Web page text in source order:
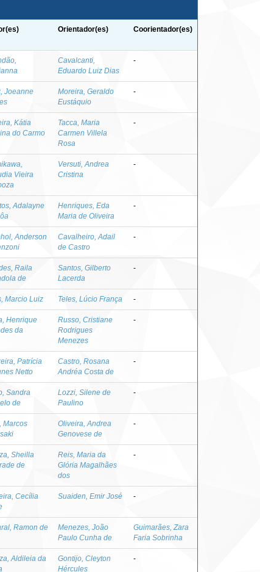
Orientador(es) Coorientador(es)
Cavalcanti,
Eduardo Luiz Dias
-
Joeanne
Moreira, Geraldo
Eustáquio
-
Kátia
do Carmo
Tacca, Maria
Carmen Villela
Rosa
-
Vieira
Versuti, Andrea
Cristina
-
Adalayne
Henriques, Eda
Maria de Oliveira
-
Anderson
Cavalheiro, Adail
de Castro
-
Raila
de
Santos, Gilberto
Lacerda
-
Marcio Luiz Teles, Lúcio França -
Henrique
da
Russo, Cristiane
Rodrigues
Menezes
-
Patrícia
Netto
Castro, Rosana
Andréa Costa de
-
Sandra
de
Lozzi, Silene de
Paulino
-
Marcos
Oliveira, Andrea
Genovese de
-
Sheilla
de
Reis, Maria da
Glória Magalhães
dos
-
Cecília
Suaiden, Emir José -
Ramon de
Menezes, João
Paulo Cunha de
Guimarães, Zara
Faria Sobrinha
Aldileia da
Gontijo, Cleyton
Hércules
-